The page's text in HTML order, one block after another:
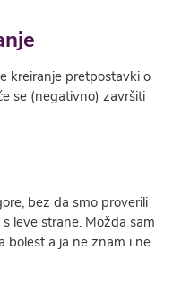
kreiranje pretpostavki o
se (negativno) završiti
bez da smo proverili
leve strane. Možda sam
bolest a ja ne znam i ne